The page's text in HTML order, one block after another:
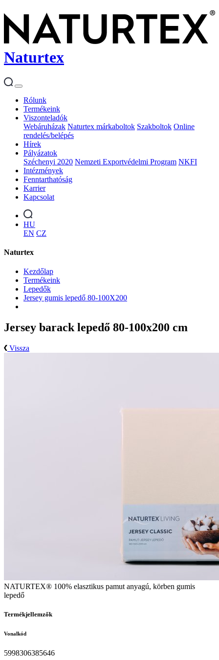
Naturtex
Rólunk
Termékeink
Viszonteladók
Webáruházak Naturtex márkaboltok Szakboltok Online
rendelés/belépés
Hírek
Pályázatok
Széchenyi 2020 Nemzeti Exportvédelmi Program NKFI
Intézmények
Fenntarthatóság
Karrier
Kapcsolat
HU
EN CZ
Naturtex
Kezdőlap
Termékeink
Lepedők
Jersey gumis lepedő 80-100X200
Jersey barack lepedő 80-100x200 cm
Vissza
NATURTEX® 100% elasztikus pamut anyagú, körben gumis
lepedő
Termékjellemzők
Vonalkód
5998306385646